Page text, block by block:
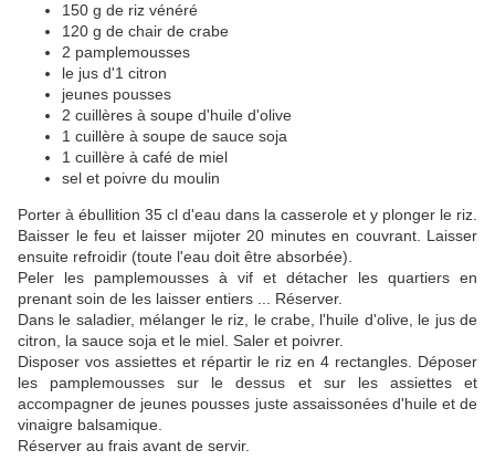
150 g de riz vénéré
120 g de chair de crabe
2 pamplemousses
le jus d'1 citron
jeunes pousses
2 cuillères à soupe d'huile d'olive
1 cuillère à soupe de sauce soja
1 cuillère à café de miel
sel et poivre du moulin
Porter à ébullition 35 cl d'eau dans la casserole et y plonger le riz.
Baisser le feu et laisser mijoter 20 minutes en couvrant. Laisser
ensuite refroidir (toute l'eau doit être absorbée).
Peler les pamplemousses à vif et détacher les quartiers en
prenant soin de les laisser entiers ... Réserver.
Dans le saladier, mélanger le riz, le crabe, l'huile d'olive, le jus de
citron, la sauce soja et le miel. Saler et poivrer.
Disposer vos assiettes et répartir le riz en 4 rectangles. Déposer
les pamplemousses sur le dessus et sur les assiettes et
accompagner de jeunes pousses juste assaissonées d'huile et de
vinaigre balsamique.
Réserver au frais avant de servir.